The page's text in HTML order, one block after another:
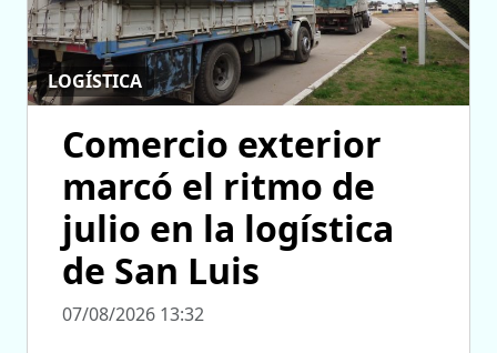
LOGÍSTICA
Comercio exterior
marcó el ritmo de
julio en la logística
de San Luis
07/08/2026 13:32